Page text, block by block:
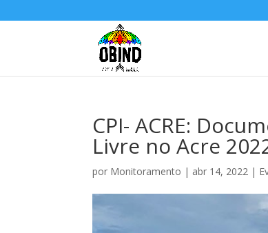
CPI- ACRE:
Livre no Acre
por Monitoramento | abr 14, 2022 |